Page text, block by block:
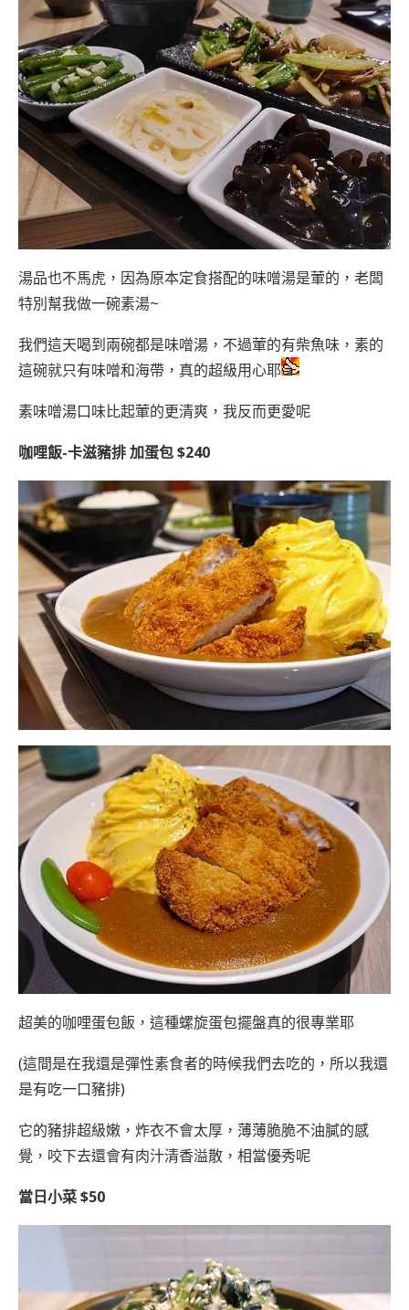
湯品也不馬虎，因為原本定食搭配的味噌湯是葷的，老闆
特別幫我做一碗素湯~
我們這天喝到兩碗都是味噌湯，不過葷的有柴魚味，素的
這碗就只有味噌和海帶，真的超級用心耶
素味噌湯口味比起葷的更清爽，我反而更愛呢
咖哩飯-卡滋豬排 加蛋包 $240
超美的咖哩蛋包飯，這種螺旋蛋包擺盤真的很專業耶
(這間是在我還是彈性素食者的時候我們去吃的，所以我還
是有吃一口豬排)
它的豬排超級嫩，炸衣不會太厚，薄薄脆脆不油膩的感
覺，咬下去還會有肉汁清香溢散，相當優秀呢
當日小菜 $50